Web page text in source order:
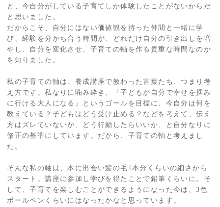
と、今自分がしている子育てしか体験したことがないからだ
と思いました。
だからこそ、自分にはない価値観を持った仲間と一緒に学
び、経験を分かち合う時間が、どれだけ自分の引き出しを増
やし、自分を変化させ、子育ての軸を作る貴重な時間なのか
を知りました。
私の子育ての軸は、養成講座で教わった言葉たち、つまり考
え方です。私なりに噛み砕き、『子どもが自分で幸せを掴み
に行ける大人になる』というゴールを目標に、今自分は何を
教えている？子どもはどう受け止める？などを考えて、伝え
方はズレていないか、どう行動したらいいか、と自分なりに
修正の基準にしています。だから、子育ての軸と考えまし
た。
そんな私の軸は、本に出会い髪の毛1本分くらいの細さから
スタート。講座に参加し学びを得たことで鉛筆くらいに。そ
して、子育てを楽しむことができるようになった今は、3色
ボールペンくらいにはなったかなと思っています。